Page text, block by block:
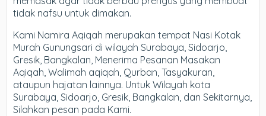
tidak nafsu untuk dimakan.
Kami Namira Aqiqah merupakan tempat Nasi Kotak
Murah Gunungsari di wilayah Surabaya, Sidoarjo,
Gresik, Bangkalan, Menerima Pesanan Masakan
Aqiqah, Walimah aqiqah, Qurban, Tasyakuran,
ataupun hajatan lainnya. Untuk Wilayah kota
Surabaya, Sidoarjo, Gresik, Bangkalan, dan Sekitarnya,
Silahkan pesan pada Kami.